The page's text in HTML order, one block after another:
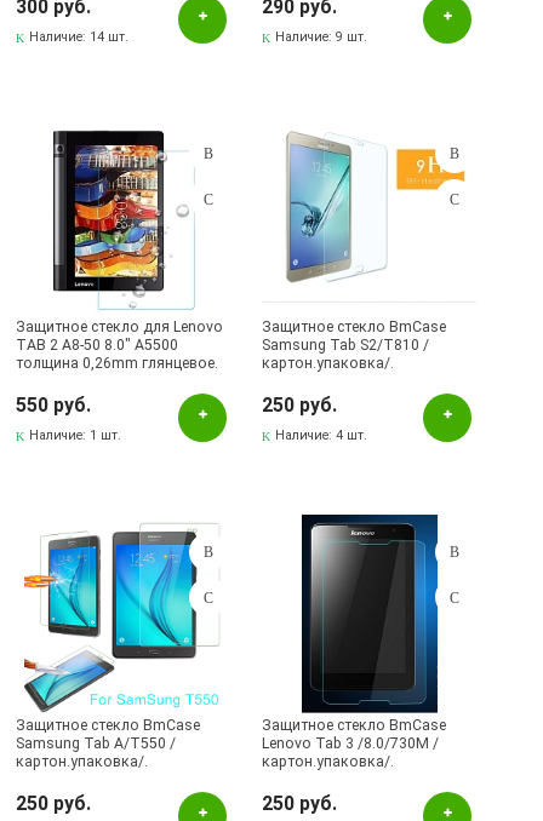
300 руб.
Наличие: 14 шт.
290 руб.
Наличие:9 шт.
Защитное стекло для Lenovo
TAB 2 A8-50 8.0" A5500
толщина 0,26mm глянцевое.
550 руб.
Наличие: 1 шт.
Защитное стекло BmCase
Samsung Tab S2/T810 /
картон.упаковка/.
250 руб.
Наличие:4 шт.
Защитное стекло BmCase
Samsung Tab A/T550 /
картон.упаковка/.
250 руб.
Защитное стекло BmCase
Lenovo Tab 3 /8.0/730M /
картон.упаковка/.
250 руб.